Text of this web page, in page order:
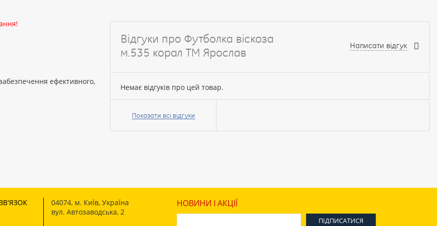
ефективного,
Відгуки про Футболка віскоза
м.535 корал ТМ Ярослав
Написати відгук
Немає відгуків про цей товар.
Ваше
Показати всі відгуки
04074, м. КиЇв, УкраЇна
вул. Автозаводська, 2
НОВИНИ І АКЦІЇ